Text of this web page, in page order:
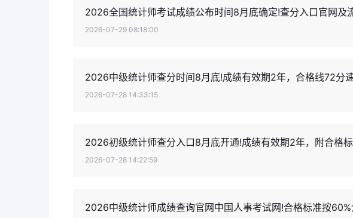
2026全国统计师考试成绩公布时间8月底确定!查分入口官网及
2026-07-29 08:18:00
2026中级统计师查分时间8月底!成绩有效期2年，合格线72分
2026-07-28 14:33:15
2026初级统计师查分入口8月底开通!成绩有效期2年，附合格
2026-07-28 14:22:59
2026中级统计师成绩查询官网中国人事考试网!合格标准按60%